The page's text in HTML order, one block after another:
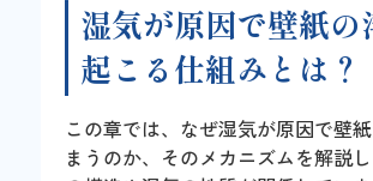
湿気が原因で壁紙の
起こる仕組みとは？
この章では、なぜ湿気が原因で壁
まうのか、そのメカニズムを解説